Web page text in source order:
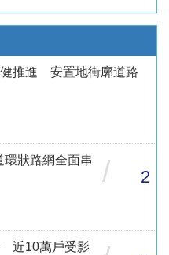
推進 安置地街廓道路
狀路網全面串
/ 2
近10萬戶受影